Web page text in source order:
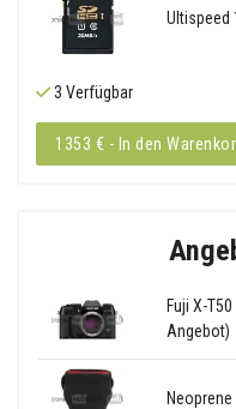
Ultispeed
3 Verfügbar
1353 € - In den
Fuji X-
Angebot)
Neoprene